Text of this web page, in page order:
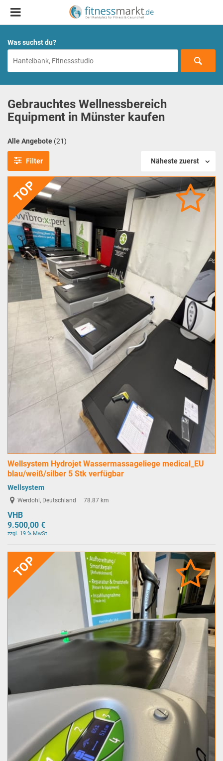
Was suchst du?
Gebrauchtes Wellnessbereich
Equipment in Münster kaufen
Alle Angebote (21)
Filter Näheste zuerst
TOP
Wellsystem Hydrojet Wassermassageliege medical_EU
blau/weiß/silber 5 Stk verfügbar
Wellsystem
Werdohl, Deutschland 78.87 km
VHB
9.500,00 €
zzgl. 19 % MwSt.
TOP